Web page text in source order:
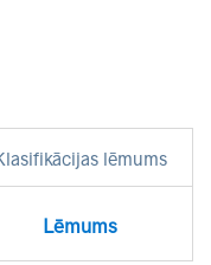
lēmums
Lēmums